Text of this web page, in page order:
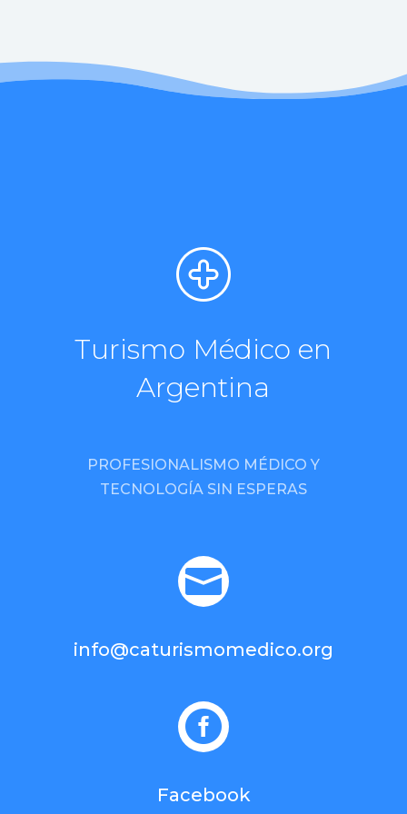
Turismo Médico en
Argentina
PROFESIONALISMO MÉDICO Y
TECNOLOGÍA SIN ESPERAS

info@caturismomedico.org

Facebook